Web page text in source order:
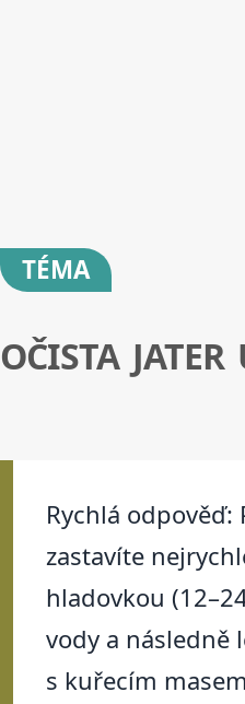
TÉMA
OČISTA JATER
Rychlá odpověď:
zastavíte
hladovkou
vody a následně
s kuřecím